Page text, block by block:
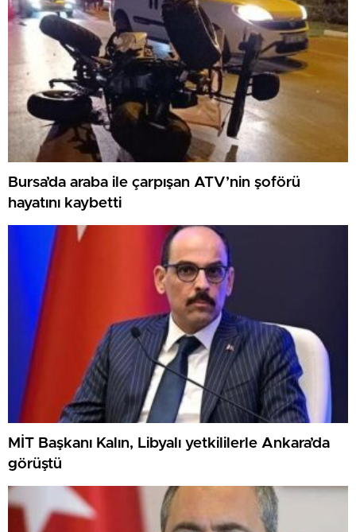
Bursa’da araba ile çarpışan ATV’nin şoförü
hayatını kaybetti
MİT Başkanı Kalın, Libyalı yetkililerle Ankara’da
görüştü